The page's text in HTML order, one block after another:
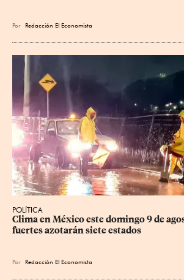
Por Redacción El Economista
POLÍTICA
Clima en México este domingo 9 de
fuertes azotarán siete estados
Por Redacción El Economista